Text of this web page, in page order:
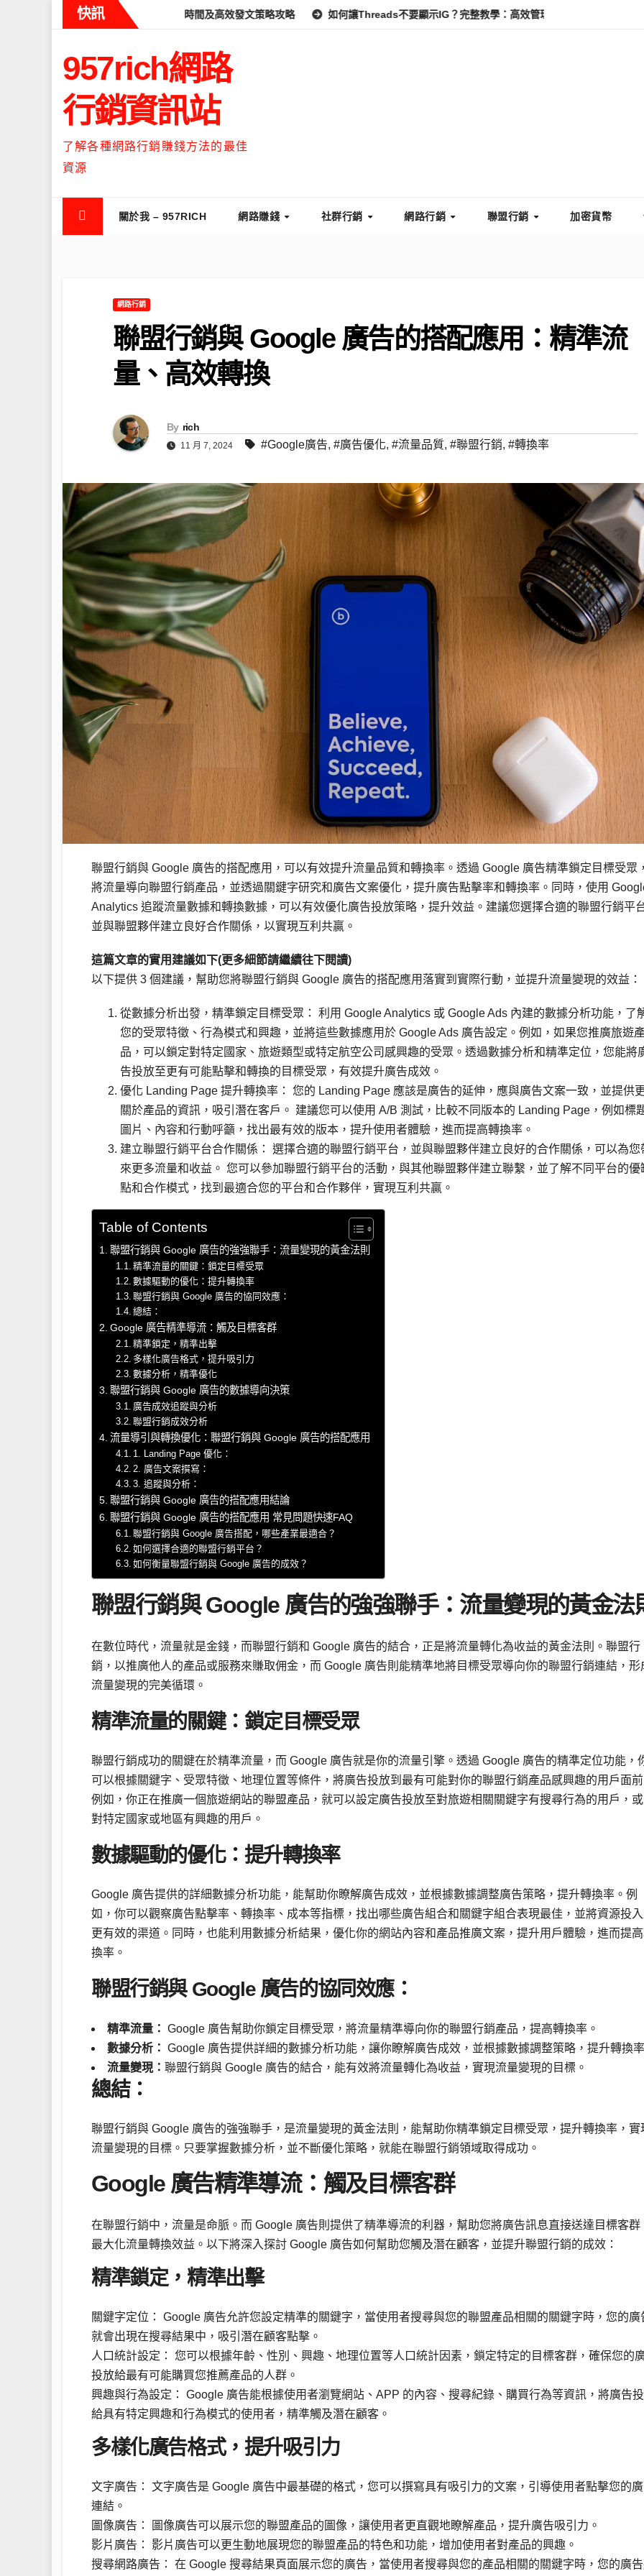
快訊
候流量最高？流量高峰時間及高效發文策略攻略 如何讓Threads不要顯示IG？完整教學：高效管理你的線上隱私與數據安全
957rich網路
行銷資訊站
了解各種網路行銷賺錢方法的最佳
資源
關於我 – 957RICH 網路賺錢 社群行銷 網路行銷 聯盟行銷 加密貨幣
網路行銷
聯盟行銷與 Google 廣告的搭配應用：精準流
量、高效轉換
By rich
11 月 7, 2024 #Google廣告, #廣告優化, #流量品質, #聯盟行銷, #轉換率
聯盟行銷與 Google 廣告的搭配應用，可以有效提升流量品質和轉換率。透過 Google 廣告精準鎖定目標受眾
將流量導向聯盟行銷產品，並透過關鍵字研究和廣告文案優化，提升廣告點擊率和轉換率。同時，使用
Analytics 追蹤流量數據和轉換數據，可以有效優化廣告投放策略，提升效益。建議您選擇合適的聯盟行銷平
並與聯盟夥伴建立良好合作關係，以實現互利共贏。
這篇文章的實用建議如下(更多細節請繼續往下閱讀)
以下提供 3 個建議，幫助您將聯盟行銷與 Google 廣告的搭配應用落實到實際行動，並提升流量變現的效益：
從數據分析出發，精準鎖定目標受眾： 利用 Google Analytics 或 Google Ads 內建的數據分析功能，了
您的受眾特徵、行為模式和興趣，並將這些數據應用於 Google Ads 廣告設定。例如，如果您推廣旅遊
品，可以鎖定對特定國家、旅遊類型或特定航空公司感興趣的受眾。透過數據分析和精準定位，您能將
告投放至更有可能點擊和轉換的目標受眾，有效提升廣告成效。
優化 Landing Page 提升轉換率： 您的 Landing Page 應該是廣告的延伸，應與廣告文案一致，並提供
關於產品的資訊，吸引潛在客戶。 建議您可以使用 A/B 測試，比較不同版本的 Landing Page，例如標
圖片、內容和行動呼籲，找出最有效的版本，提升使用者體驗，進而提高轉換率。
建立聯盟行銷平台合作關係： 選擇合適的聯盟行銷平台，並與聯盟夥伴建立良好的合作關係，可以為您
來更多流量和收益。 您可以參加聯盟行銷平台的活動，與其他聯盟夥伴建立聯繫，並了解不同平台的優
點和合作模式，找到最適合您的平台和合作夥伴，實現互利共贏。
Table of Contents
聯盟行銷與 Google 廣告的強強聯手：流量變現的黃金法則
精準流量的關鍵：鎖定目標受眾
數據驅動的優化：提升轉換率
聯盟行銷與 Google 廣告的協同效應：
總結：
Google 廣告精準導流：觸及目標客群
精準鎖定，精準出擊
多樣化廣告格式，提升吸引力
數據分析，精準優化
聯盟行銷與 Google 廣告的數據導向決策
廣告成效追蹤與分析
聯盟行銷成效分析
流量導引與轉換優化：聯盟行銷與 Google 廣告的搭配應用
1. Landing Page 優化：
2. 廣告文案撰寫：
3. 追蹤與分析：
聯盟行銷與 Google 廣告的搭配應用結論
聯盟行銷與 Google 廣告的搭配應用 常見問題快速FAQ
聯盟行銷與 Google 廣告搭配，哪些產業最適合？
如何選擇合適的聯盟行銷平台？
如何衡量聯盟行銷與 Google 廣告的成效？
聯盟行銷與 Google 廣告的強強聯手：流量變現的黃金法
在數位時代，流量就是金錢，而聯盟行銷和 Google 廣告的結合，正是將流量轉化為收益的黃金法則。聯盟行
銷，以推廣他人的產品或服務來賺取佣金，而 Google 廣告則能精準地將目標受眾導向你的聯盟行銷連結，形
流量變現的完美循環。
精準流量的關鍵：鎖定目標受眾
聯盟行銷成功的關鍵在於精準流量，而 Google 廣告就是你的流量引擎。透過 Google 廣告的精準定位功能，
可以根據關鍵字、受眾特徵、地理位置等條件，將廣告投放到最有可能對你的聯盟行銷產品感興趣的用戶面
例如，你正在推廣一個旅遊網站的聯盟產品，就可以設定廣告投放至對旅遊相關關鍵字有搜尋行為的用戶，
對特定國家或地區有興趣的用戶。
數據驅動的優化：提升轉換率
Google 廣告提供的詳細數據分析功能，能幫助你瞭解廣告成效，並根據數據調整廣告策略，提升轉換率。例
如，你可以觀察廣告點擊率、轉換率、成本等指標，找出哪些廣告組合和關鍵字組合表現最佳，並將資源投
更有效的渠道。同時，也能利用數據分析結果，優化你的網站內容和產品推廣文案，提升用戶體驗，進而提
換率。
聯盟行銷與 Google 廣告的協同效應：
精準流量： Google 廣告幫助你鎖定目標受眾，將流量精準導向你的聯盟行銷產品，提高轉換率。
數據分析： Google 廣告提供詳細的數據分析功能，讓你瞭解廣告成效，並根據數據調整策略，提升轉換
流量變現： 聯盟行銷與 Google 廣告的結合，能有效將流量轉化為收益，實現流量變現的目標。
總結：
聯盟行銷與 Google 廣告的強強聯手，是流量變現的黃金法則，能幫助你精準鎖定目標受眾，提升轉換率，實
流量變現的目標。只要掌握數據分析，並不斷優化策略，就能在聯盟行銷領域取得成功。
Google 廣告精準導流：觸及目標客群
在聯盟行銷中，流量是命脈。而 Google 廣告則提供了精準導流的利器，幫助您將廣告訊息直接送達目標客群
最大化流量轉換效益。以下將深入探討 Google 廣告如何幫助您觸及潛在顧客，並提升聯盟行銷的成效：
精準鎖定，精準出擊
關鍵字定位： Google 廣告允許您設定精準的關鍵字，當使用者搜尋與您的聯盟產品相關的關鍵字時，您的廣
就會出現在搜尋結果中，吸引潛在顧客點擊。
人口統計設定： 您可以根據年齡、性別、興趣、地理位置等人口統計因素，鎖定特定的目標客群，確保您的
投放給最有可能購買您推薦產品的人群。
興趣與行為設定： Google 廣告能根據使用者瀏覽網站、APP 的內容、搜尋紀錄、購買行為等資訊，將廣告
給具有特定興趣和行為模式的使用者，精準觸及潛在顧客。
多樣化廣告格式，提升吸引力
文字廣告： 文字廣告是 Google 廣告中最基礎的格式，您可以撰寫具有吸引力的文案，引導使用者點擊您的
連結。
圖像廣告： 圖像廣告可以展示您的聯盟產品的圖像，讓使用者更直觀地瞭解產品，提升廣告吸引力。
影片廣告： 影片廣告可以更生動地展現您的聯盟產品的特色和功能，增加使用者對產品的興趣。
搜尋網路廣告： 在 Google 搜尋結果頁面展示您的廣告，當使用者搜尋與您的產品相關的關鍵字時，您的廣